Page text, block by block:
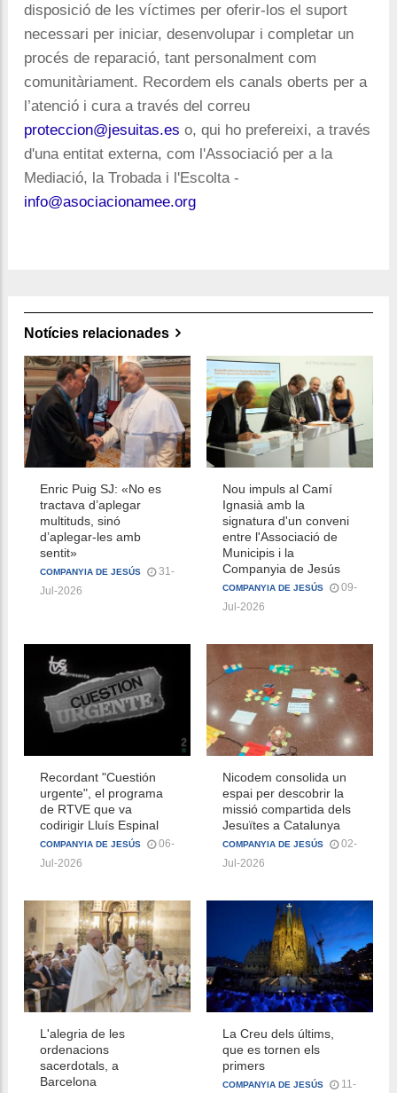
disposició de les víctimes per oferir-los el suport
necessari per iniciar, desenvolupar i completar un
procés de reparació, tant personalment com
comunitàriament. Recordem els canals oberts per a
l’atenció i cura a través del correu
proteccion@jesuitas.es o, qui ho prefereixi, a través
d'una entitat externa, com l'Associació per a la
Mediació, la Trobada i l'Escolta -
info@asociacionamee.org
Notícies relacionades
Enric Puig SJ: «No es
tractava d’aplegar
multituds, sinó
d’aplegar-les amb
sentit»
COMPANYIA DE JESÚS
31-
Jul-2026
Nou impuls al Camí
Ignasià amb la
signatura d'un conveni
entre l'Associació de
Municipis i la
Companyia de Jesús
COMPANYIA DE JESÚS
09-
Jul-2026
Recordant "Cuestión
urgente", el programa
de RTVE que va
codirigir Lluís Espinal
COMPANYIA DE JESÚS
06-
Jul-2026
Nicodem consolida un
espai per descobrir la
missió compartida dels
Jesuïtes a Catalunya
COMPANYIA DE JESÚS
02-
Jul-2026
L'alegria de les
ordenacions
sacerdotals, a
Barcelona
La Creu dels últims,
que es tornen els
primers
COMPANYIA DE JESÚS
11-